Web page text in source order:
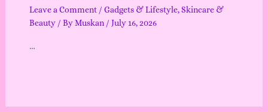
Leave a Comment / Gadgets & Lifestyle,Skincare &
Beauty/ ByMuskan / July 16, 2026
…